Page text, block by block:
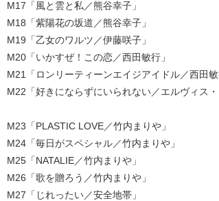
M17「風と雲と私／熊谷幸子」
M18「紫陽花の坂道／熊谷幸子」
M19「乙女のワルツ／伊藤咲子」
M20「いかすぜ！この恋／西田敏行」
M21「ロンリーティーンエイジアイドル／西田敏
M22「好きにならずにいられない／エルヴィス・
M23「PLASTIC LOVE／竹内まりや」
M24「毎日がスペシャル／竹内まりや」
M25「NATALIE／竹内まりや」
M26「歌を贈ろう／竹内まりや」
M27「じれったい／安全地帯」